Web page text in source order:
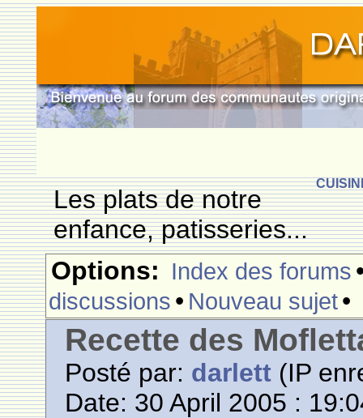
Les plats de notre
enfance, patisseries...
Options: Index des forums
discussions • Nouveau sujet•
Recette des
Posté par: darlett (IP
Date: 30 April 2005 :